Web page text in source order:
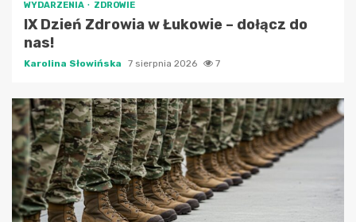
WYDARZENIA ZDROWIE
IX Dzień Zdrowia w Łukowie – dołącz do
nas!
Karolina Słowińska 7 sierpnia 2026 7